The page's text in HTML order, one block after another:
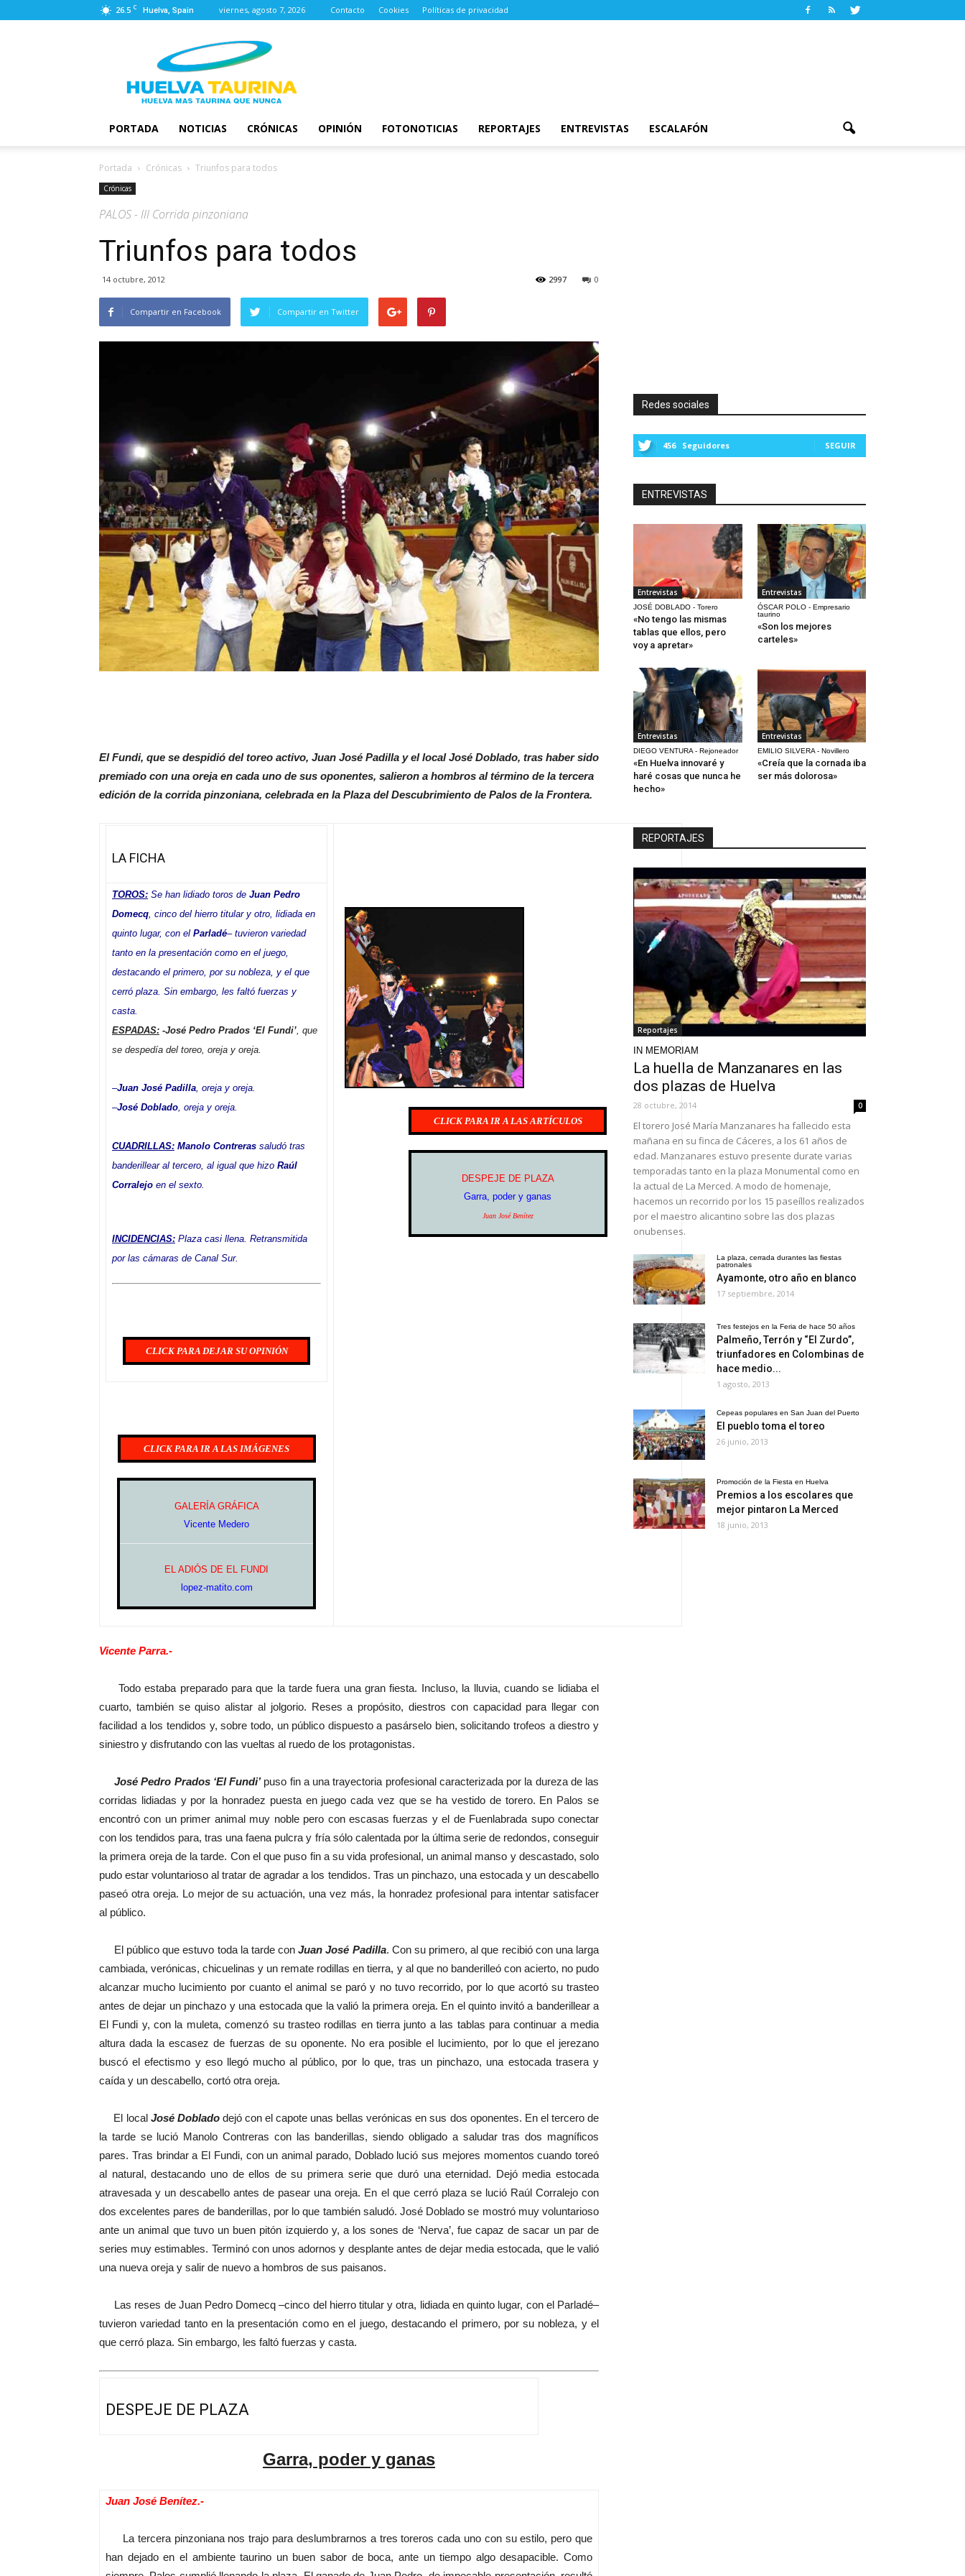
26.5 C Huelva, Spain viernes, agosto 7, 2026 Contacto Cookies Políticas de privacidad
Taurina
PORTADA NOTICIAS CRÓNICAS OPINIÓN FOTONOTICIAS REPORTAJES ENTREVISTAS ESCALAFÓN
Portada Crónicas Triunfos para todos
Crónicas
PALOS - III Corrida pinzoniana
Triunfos para todos
14 octubre, 2012 0
2997
Compartir en Facebook Compartir en Twitter
El Fundi, que se despidió del toreo activo, Juan José Padilla y el local José Doblado, tras haber sido
premiado con una oreja en cada uno de sus oponentes, salieron a hombros al término de la tercera
edición de la corrida pinzoniana, celebrada en la Plaza del Descubrimiento de Palos de la Frontera.
LA FICHA
TOROS: Se han lidiado toros de Juan Pedro
Domecq, cinco del hierro titular y otro, lidiada en
quinto lugar, con el Parladé– tuvieron variedad
tanto en la presentación como en el juego,
destacando el primero, por su nobleza, y el que
cerró plaza. Sin embargo, les faltó fuerzas y
casta.
ESPADAS: -José Pedro Prados ‘El Fundi’, que
se despedía del toreo, oreja y oreja.
–Juan José Padilla, oreja y oreja.
–José Doblado, oreja y oreja.
CUADRILLAS: Manolo Contreras saludó tras
banderillear al tercero, al igual que hizo Raúl
Corralejo en el sexto.
INCIDENCIAS: Plaza casi llena. Retransmitida
por las cámaras de Canal Sur.
CLICK PARA DEJAR SU OPINIÓN
CLICK PARA IR A LAS IMÁGENES
GALERÍA GRÁFICA
Vicente Medero
EL ADIÓS DE EL FUNDI
lopez-matito.com
CLICK PARA IR A LAS ARTÍCULOS
DESPEJE DE PLAZA
Garra, poder y ganas
Juan José Benítez
Vicente Parra.-
Todo estaba preparado para que la tarde fuera una gran fiesta. Incluso, la lluvia, cuando se lidiaba el
cuarto, también se quiso alistar al jolgorio. Reses a propósito, diestros con capacidad para llegar con
facilidad a los tendidos y, sobre todo, un público dispuesto a pasárselo bien, solicitando trofeos a diestro y
siniestro y disfrutando con las vueltas al ruedo de los protagonistas.
José Pedro Prados ‘El Fundi’puso fin a una trayectoria profesional caracterizada por la dureza de las
corridas lidiadas y por la honradez puesta en juego cada vez que se ha vestido de torero. En Palos se
encontró con un primer animal muy noble pero con escasas fuerzas y el de Fuenlabrada supo conectar
con los tendidos para, tras una faena pulcra y fría sólo calentada por la última serie de redondos, conseguir
la primera oreja de la tarde. Con el que puso fin a su vida profesional, un animal manso y descastado, solo
pudo estar voluntarioso al tratar de agradar a los tendidos. Tras un pinchazo, una estocada y un descabello
paseó otra oreja. Lo mejor de su actuación, una vez más, la honradez profesional para intentar satisfacer
al público.
El público que estuvo toda la tarde conJuan José Padilla. Con su primero, al que recibió con una larga
cambiada, verónicas, chicuelinas y un remate rodillas en tierra, y al que no banderilleó con acierto, no pudo
alcanzar mucho lucimiento por cuanto el animal se paró y no tuvo recorrido, por lo que acortó su trasteo
antes de dejar un pinchazo y una estocada que la valió la primera oreja. En el quinto invitó a banderillear a
El Fundi y, con la muleta, comenzó su trasteo rodillas en tierra junto a las tablas para continuar a media
altura dada la escasez de fuerzas de su oponente. No era posible el lucimiento, por lo que el jerezano
buscó el efectismo y eso llegó mucho al público, por lo que, tras un pinchazo, una estocada trasera y
caída y un descabello, cortó otra oreja.
El local José Dobladodejó con el capote unas bellas verónicas en sus dos oponentes. En el tercero de
la tarde se lució Manolo Contreras con las banderillas, siendo obligado a saludar tras dos magníficos
pares. Tras brindar a El Fundi, con un animal parado, Doblado lució sus mejores momentos cuando toreó
al natural, destacando uno de ellos de su primera serie que duró una eternidad. Dejó media estocada
atravesada y un descabello antes de pasear una oreja. En el que cerró plaza se lució Raúl Corralejo con
dos excelentes pares de banderillas, por lo que también saludó. José Doblado se mostró muy voluntarioso
ante un animal que tuvo un buen pitón izquierdo y, a los sones de ‘Nerva’, fue capaz de sacar un par de
series muy estimables. Terminó con unos adornos y desplante antes de dejar media estocada, que le valió
una nueva oreja y salir de nuevo a hombros de sus paisanos.
Las reses de Juan Pedro Domecq –cinco del hierro titular y otra, lidiada en quinto lugar, con el Parladé–
tuvieron variedad tanto en la presentación como en el juego, destacando el primero, por su nobleza, y el
que cerró plaza. Sin embargo, les faltó fuerzas y casta.
DESPEJE DE PLAZA
Garra, poder y ganas
Juan José Benítez.-
La tercera pinzoniana nos trajo para deslumbrarnos a tres toreros cada uno con su estilo, pero que
han dejado en el ambiente taurino un buen sabor de boca, ante un tiempo algo desapacible. Como
Redes sociales
456 Seguidores SEGUIR
ENTREVISTAS
Entrevistas
JOSÉ DOBLADO - Torero
«No tengo las mismas
tablas que ellos, pero
voy a apretar»
Entrevistas
ÓSCAR POLO - Empresario
taurino
«Son los mejores
carteles»
Entrevistas
DIEGO VENTURA - Rejoneador
«En Huelva innovaré y
haré cosas que nunca he
hecho»
Entrevistas
EMILIO SILVERA - Novillero
«Creía que la cornada iba
ser más dolorosa»
REPORTAJES
Reportajes
IN MEMORIAM
La huella de Manzanares en las
dos plazas de Huelva
28 octubre, 2014 0
El torero José María Manzanares ha fallecido esta
mañana en su finca de Cáceres, a los 61 años de
edad. Manzanares estuvo presente durate varias
temporadas tanto en la plaza Monumental como en
la actual de La Merced. A modo de homenaje,
hacemos un recorrido por los 15 paseíllos realizados
por el maestro alicantino sobre las dos plazas
onubenses.
La plaza, cerrada durantes las fiestas
patronales
Ayamonte, otro año en blanco
17 septiembre, 2014
Tres festejos en la Feria de hace 50 años
Palmeño, Terrón y “El Zurdo”,
triunfadores en Colombinas de
hace medio...
1 agosto, 2013
Cepeas populares en San Juan del Puerto
El pueblo toma el toreo
26 junio, 2013
Promoción de la Fiesta en Huelva
Premios a los escolares que
mejor pintaron La Merced
18 junio, 2013